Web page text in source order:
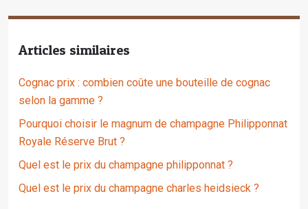
Articles similaires
Cognac prix : combien coûte une bouteille de cognac
selon la gamme ?
Pourquoi choisir le magnum de champagne Philipponnat
Royale Réserve Brut ?
Quel est le prix du champagne philipponnat ?
Quel est le prix du champagne charles heidsieck ?